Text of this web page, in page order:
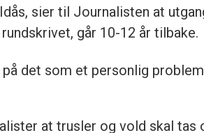
sier til Journalisten at
går 10-12 år tilbake.
det som et personlig
at trusler og vold skal tas